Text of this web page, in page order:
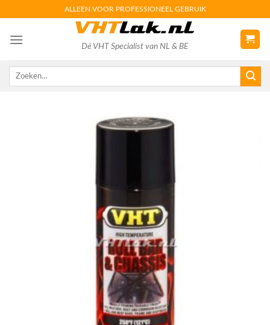
content
ALLEEN VOOR PROFESSIONEEL GEBRUIK
Dé VHT Specialist van NL & BE
Zoeken